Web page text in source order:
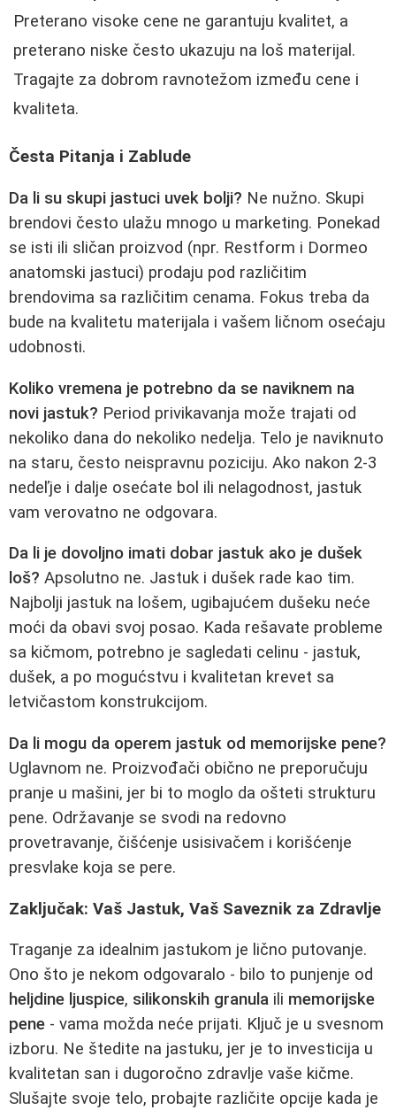
Preterano visoke cene ne garantuju kvalitet, a
preterano niske često ukazuju na loš materijal.
Tragajte za dobrom ravnotežom između cene i
kvaliteta.
Česta Pitanja i Zablude
Da li su skupi jastuci uvek bolji? Ne nužno. Skupi
brendovi često ulažu mnogo u marketing. Ponekad
se isti ili sličan proizvod (npr. Restform i Dormeo
anatomski jastuci) prodaju pod različitim
brendovima sa različitim cenama. Fokus treba da
bude na kvalitetu materijala i vašem ličnom osećaju
udobnosti.
Koliko vremena je potrebno da se naviknem na
novi jastuk? Period privikavanja može trajati od
nekoliko dana do nekoliko nedelja. Telo je naviknuto
na staru, često neispravnu poziciju. Ako nakon 2-3
nedeľje i dalje osećate bol ili nelagodnost, jastuk
vam verovatno ne odgovara.
Da li je dovoljno imati dobar jastuk ako je dušek
loš? Apsolutno ne. Jastuk i dušek rade kao tim.
Najbolji jastuk na lošem, ugibajućem dušeku neće
moći da obavi svoj posao. Kada rešavate probleme
sa kičmom, potrebno je sagledati celinu - jastuk,
dušek, a po mogućstvu i kvalitetan krevet sa
letvičastom konstrukcijom.
Da li mogu da operem jastuk od memorijske pene?
Uglavnom ne. Proizvođači obično ne preporučuju
pranje u mašini, jer bi to moglo da ošteti strukturu
pene. Održavanje se svodi na redovno
provetravanje, čišćenje usisivačem i korišćenje
presvlake koja se pere.
Zaključak: Vaš Jastuk, Vaš Saveznik za Zdravlje
Traganje za idealnim jastukom je lično putovanje.
Ono što je nekom odgovaralo - bilo to punjenje od
heljdine ljuspice, silikonskih granula ili memorijske
pene - vama možda neće prijati. Ključ je u svesnom
izboru. Ne štedite na jastuku, jer je to investicija u
kvalitetan san i dugoročno zdravlje vaše kičme.
Slušajte svoje telo, probajte različite opcije kada je